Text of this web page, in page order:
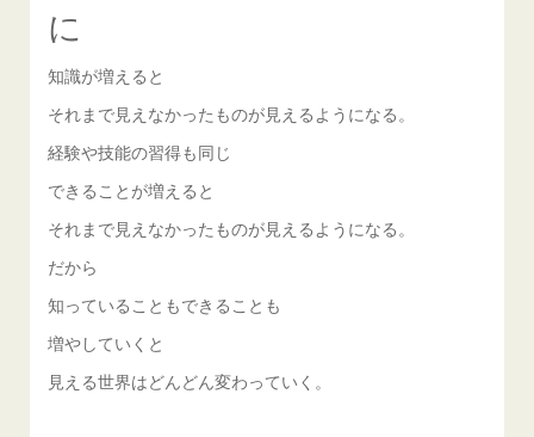
に
知識が増えると
それまで見えなかったものが見えるようになる。
経験や技能の習得も同じ
できることが増えると
それまで見えなかったものが見えるようになる。
だから
知っていることもできることも
増やしていくと
見える世界はどんどん変わっていく。